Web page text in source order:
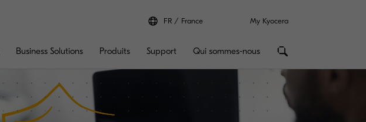
FR France My Kyocera
Business Solutions Produits Support Qui sommes-nous